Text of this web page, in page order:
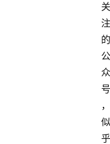
关
注
的
公
众
号
，
似
乎